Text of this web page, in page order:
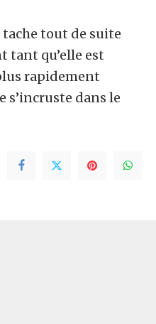
tout de suite
tant qu’elle est
rapidement
s’incruste dans le